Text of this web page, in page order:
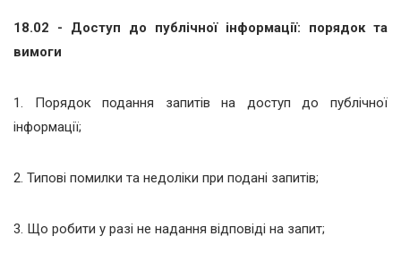
18.02 - Доступ до публічної інформації: порядок та
вимоги
1. Порядок подання запитів на доступ до публічної
інформації;
2. Типові помилки та недоліки при подані запитів;
3. Що робити у разі не надання відповіді на запит;